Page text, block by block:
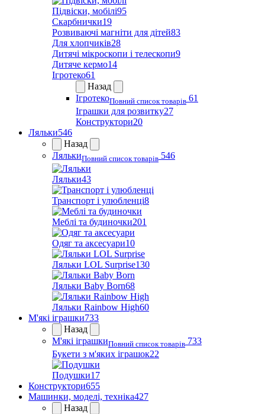
Підвіски, мобілі95
Скарбнички19
Розвиваючі магніти для дітей83
Для хлопчиків28
Дитячі мікроскопи і телескопи9
Дитяче кермо14
Ігротеко61
Назад
ІгротекоПовний список товарів 61
Іграшки для розвитку27
Конструктори20
Ляльки546
Назад
ЛялькиПовний список товарів 546
Ляльки43
Транспорт і улюбленці8
Меблі та будиночки201
Одяг та аксесуари10
Ляльки LOL Surprise130
Ляльки Baby Born68
Ляльки Rainbow High60
М'які іграшки733
Назад
М'які іграшкиПовний список товарів 733
Букети з м'яких іграшок22
Подушки17
Конструктори655
Машинки, моделі, техніка427
Назад